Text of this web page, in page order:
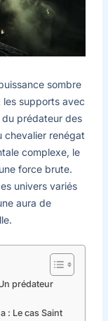
sombre
supports avec
du prédateur des
chevalier renégat
complexe, le
force brute.
univers variés
aura de
prédateur
: Le cas Saint